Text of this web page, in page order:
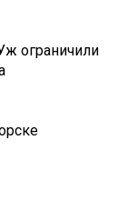
ограничили